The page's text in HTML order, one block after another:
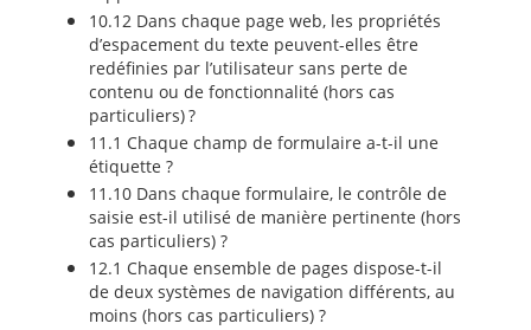
10.12 Dans chaque page web, les propriétés
d’espacement du texte peuvent-elles être
redéfinies par l’utilisateur sans perte de
contenu ou de fonctionnalité (hors cas
particuliers) ?
11.1 Chaque champ de formulaire a-t-il une
étiquette ?
11.10 Dans chaque formulaire, le contrôle de
saisie est-il utilisé de manière pertinente (hors
cas particuliers) ?
12.1 Chaque ensemble de pages dispose-t-il
de deux systèmes de navigation différents, au
moins (hors cas particuliers) ?